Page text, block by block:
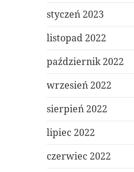
styczeń 2023
listopad 2022
październik 2022
wrzesień 2022
sierpień 2022
lipiec 2022
czerwiec 2022